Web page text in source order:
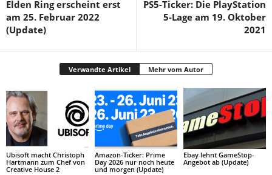
Elden Ring erscheint erst
am 25. Februar 2022
(Update)
PS5-Ticker: Die PlayStation
5-Lage am 19. Oktober
2021
Verwandte Artikel Mehr vom Autor
Ubisoft macht Christoph
Hartmann zum Chef von
Creative House 2
Amazon-Ticker: Prime
Day 2026 nur noch heute
und morgen (Update)
Ebay lehnt GameStop-
Angebot ab (Update)